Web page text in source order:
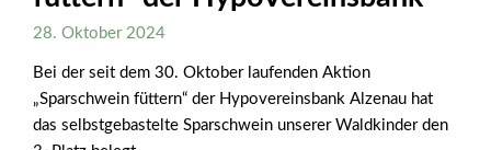
28. Oktober 2024
Bei der seit dem 30. Oktober laufenden Aktion
„Sparschwein füttern“ der Hypovereinsbank Alzenau hat
das selbstgebastelte Sparschwein unserer Waldkinder den